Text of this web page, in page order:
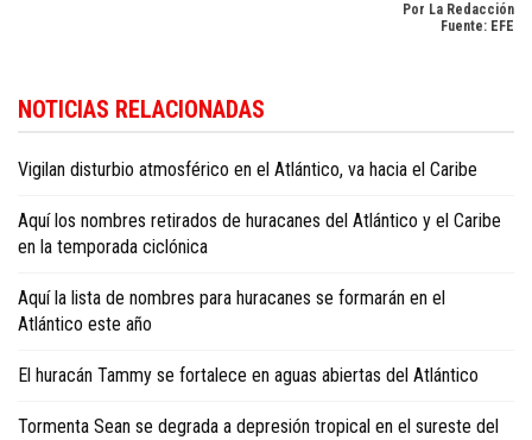
Por La Redacción
Fuente: EFE
Dominicana, consulteDominican Republic news in English
NOTICIAS RELACIONADAS
Vigilan disturbio atmosférico en el Atlántico, va hacia el Caribe
Aquí los nombres retirados de huracanes del Atlántico y el Caribe
en la temporada ciclónica
Aquí la lista de nombres para huracanes se formarán en el
Atlántico este año
El huracán Tammy se fortalece en aguas abiertas del Atlántico
Tormenta Sean se degrada a depresión tropical en el sureste del